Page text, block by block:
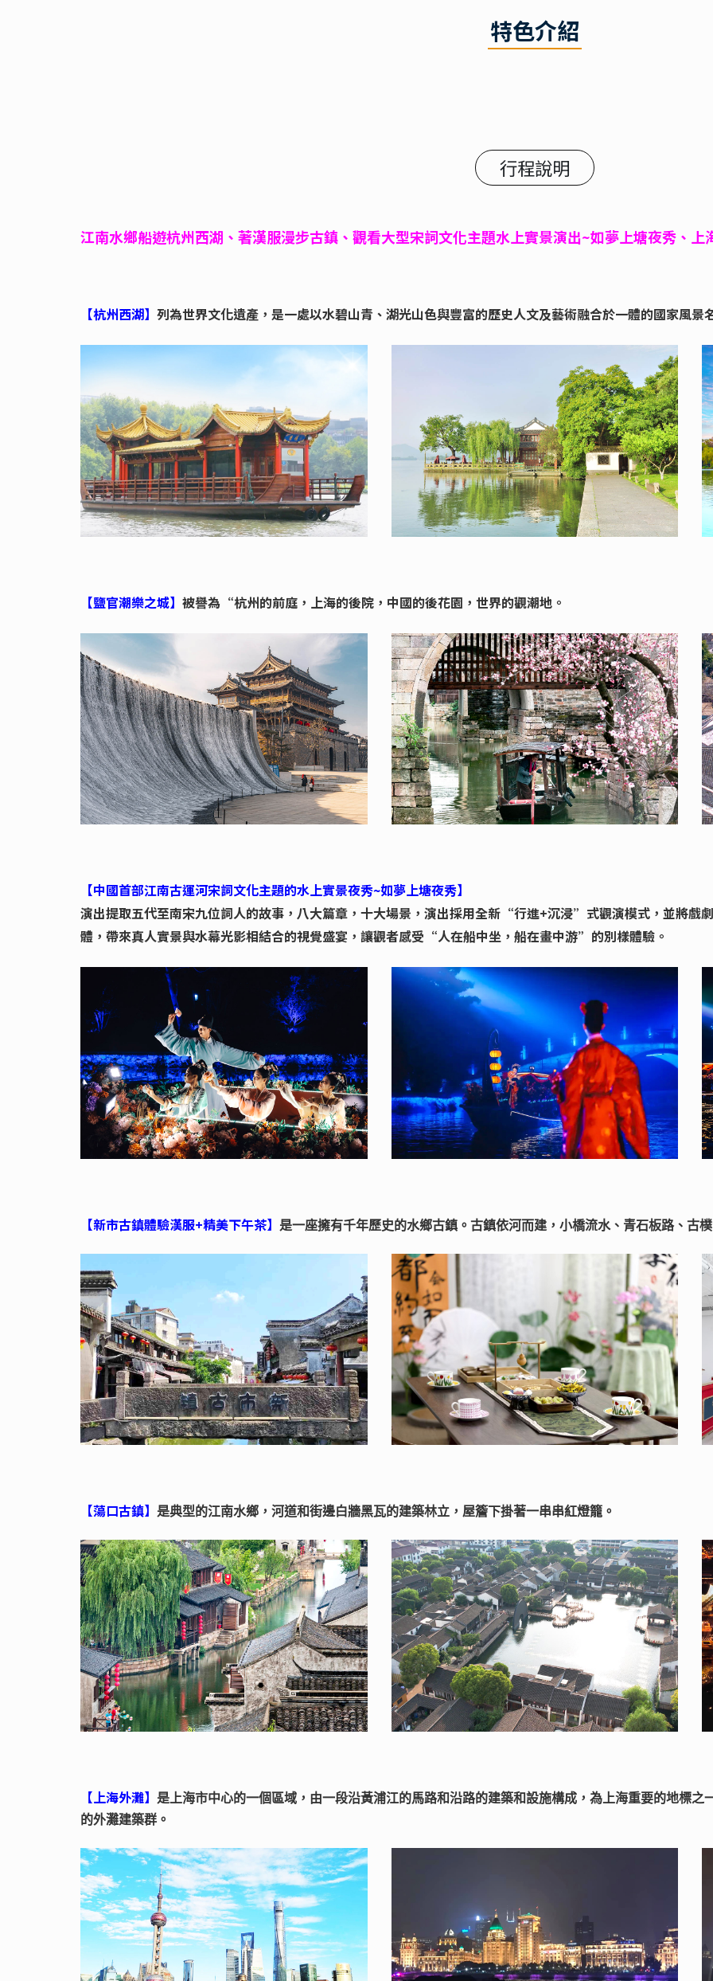
特色介紹
行程說明
江南水鄉船遊杭州西湖、著漢服漫步古鎮、觀看大型宋詞文化主題水上實景演出~如夢上塘夜秀、上
【杭州西湖】 列為世界文化遺產，是一處以水碧山青、湖光山色與豐富的歷史人文及藝術融合於一體的國家風景
【鹽官潮樂之城】 被譽為“杭州的前庭，上海的後院，中國的後花園，世界的觀潮地。
【中國首部江南古運河宋詞文化主題的水上實景夜秀~如夢上塘夜秀】
演出提取五代至南宋九位詞人的故事，八大篇章，十大場景，演出採用全新“行進+沉浸”式觀演模式，並將戲
體，帶來真人實景與水幕光影相結合的視覺盛宴，讓觀者感受“人在船中坐，船在畫中游”的別樣體驗。
【新市古鎮體驗漢服+精美下午茶】 是一座擁有千年歷史的水鄉古鎮。古鎮依河而建，小橋流水、青石板路、古
【蕩口古鎮】 是典型的江南水鄉，河道和街邊白牆黑瓦的建築林立，屋簷下掛著一串串紅燈籠。
【上海外灘】
是上海市中心的一個區域，由一段沿黃浦江的馬路和沿路的建築和設施構成，為上海重要的地標之
的外灘建築群。